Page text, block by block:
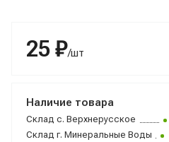
25 ₽/шт
Наличие товара
Склад с. Верхнерусское
Склад г. Минеральные Воды